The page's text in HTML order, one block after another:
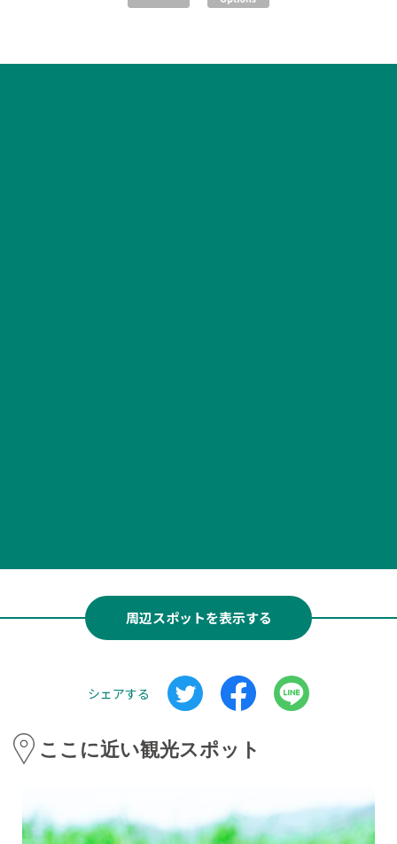
周辺スポットを表示する
シェアする
ここに近い観光スポット